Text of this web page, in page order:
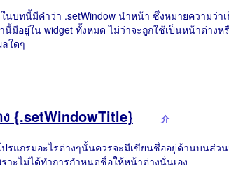
นบทนี้มีคำว่า .setWindow นำหน้า ซึ่งหมายความว่า
นี้มีอยู่ใน widget ทั้งหมด ไม่ว่าจะถูกใช้เป็นหน้าต่าง
ใดๆ
{.setWindowTitle} 介
รแกรมอะไรต่างๆนั้นควรจะมีเขียนชื่ออยู่ด้านบนส่ว
าะไม่ได้ทำการกำหนดชื่อให้หน้าต่างนั่นเอง